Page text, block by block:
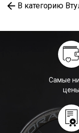
В категорию
Самые
цены